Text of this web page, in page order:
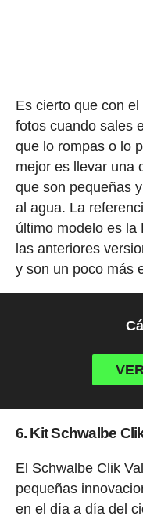
Es cierto que con
fotos cuando sales
que lo rompas o lo
mejor es llevar una
que son pequeñas
al agua. La
último modelo es la
las anteriores
y son un poco más
6. Kit Schwalbe
El Schwalbe Clik
pequeñas
en el día a día del